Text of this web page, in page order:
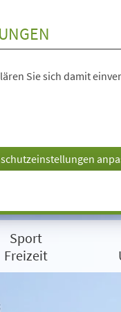
Sie sich damit
Sport
Freizeit